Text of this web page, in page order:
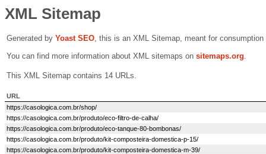
XML Sitemap
Generated by Yoast SEO, this is an XML Sitemap, meant for
You can find more information about XML sitemaps on sitemaps.org.
This XML Sitemap contains 14 URLs.
URL
https://casologica.com.br/shop/
https://casologica.com.br/produto/eco-filtro-de-calha/
https://casologica.com.br/produto/eco-tanque-80-bombonas/
https://casologica.com.br/produto/kit-composteira-domestica-p-15/
https://casologica.com.br/produto/kit-composteira-domestica-m-39/